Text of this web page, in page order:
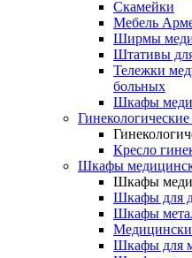
Скамейки
Мебель
Ширмы
Штативы
Тележки
больных
Шкафы
Гинекологические
Кресло
Шкафы
Шкафы
Шкафы для
Шкафы
Шкафы для